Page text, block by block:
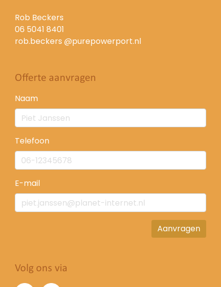
Rob Beckers
06 5041 8401
rob.beckers @purepowerport.nl
Offerte aanvragen
Naam
Telefoon
E-mail
Aanvragen
Volg ons via